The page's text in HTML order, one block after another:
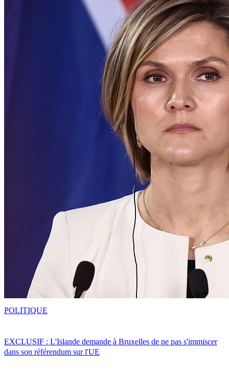
EXCLUSIF : L'Islande demande à Bruxelles de ne pas s'immiscer
dans son référendum sur l'UE
POLITIQUE